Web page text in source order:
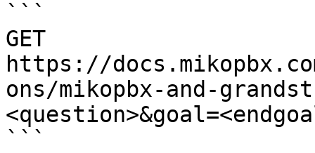
```
GET
https://
ons/mikopbx-and-
```